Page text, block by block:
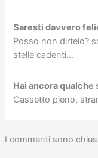
Saresti davvero
Posso non dirtelo?
stelle cadenti…
Hai ancora
Cassetto pieno,
I commenti sono